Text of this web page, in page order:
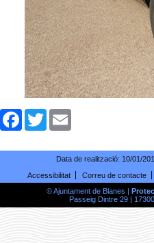
ComparteixFacebookTwitter
Data de realització: 10/01/
Accessibilitat
Correu de contacte
© Ajuntament de Blanes |
Passeig Dintre 29 |